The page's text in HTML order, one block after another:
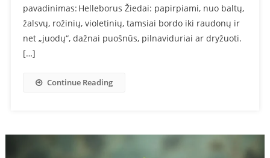
pavadinimas: Helleborus Žiedai: papirpiami, nuo baltų,
žalsvų, rožinių, violetinių, tamsiai bordo iki raudonų ir
net „juodų“, dažnai puošnūs, pilnaviduriai ar dryžuoti.
[…]
Continue Reading